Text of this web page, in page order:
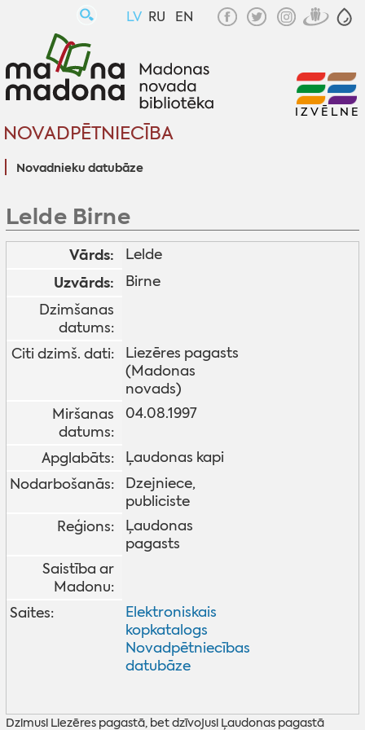
LV RU EN
NOVADPĒTNIECĪBA
Novadnieku datubāze
IZVĒLNE
Lelde Birne
Vārds: Lelde
Uzvārds:
Birne
Dzimšanas
datums:
Citi dzimš. dati:
Liezēres pagasts
(Madonas
novads)
Miršanas
datums:
04.08.1997
Apglabāts:
Ļaudonas kapi
Nodarbošanās:
Dzejniece,
publiciste
Reģions:
Ļaudonas
pagasts
Saistība ar
Madonu:
Saites:
Elektroniskais
kopkatalogs
Novadpētniecības
datubāze
Dzimusi Liezēres pagastā, bet dzīvojusi Ļaudonas pagastā